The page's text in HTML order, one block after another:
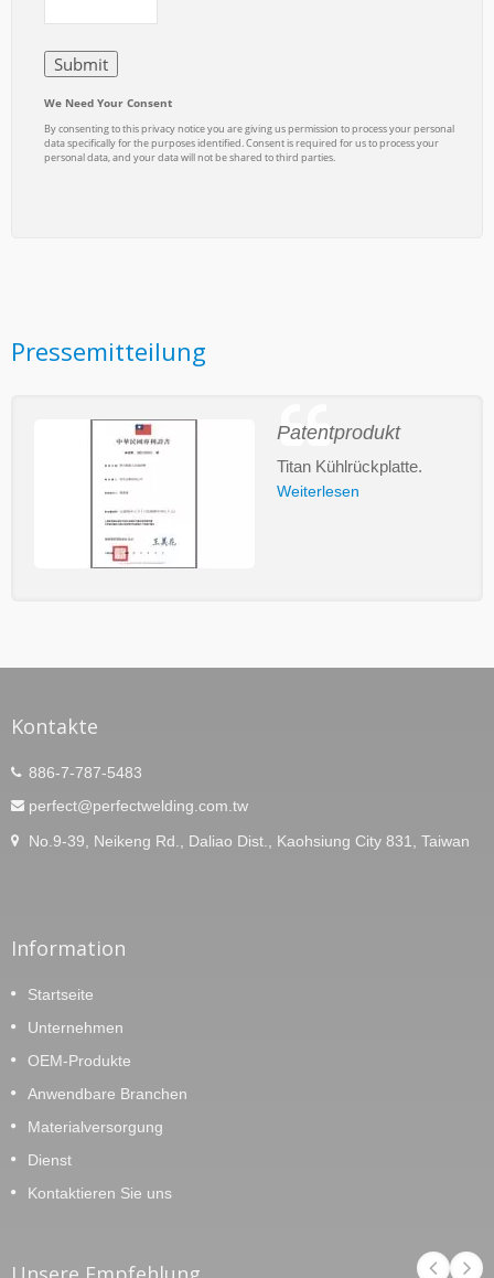
Pressemitteilung
Patentprodukt
Titan Kühlrückplatte.
Weiterlesen
Kontakte
886-7-787-5483
perfect@perfectwelding.com.tw
No.9-39, Neikeng Rd., Daliao Dist., Kaohsiung City 831, Taiwan
Information
Startseite
Unternehmen
OEM-Produkte
Anwendbare Branchen
Materialversorgung
Dienst
Kontaktieren Sie uns